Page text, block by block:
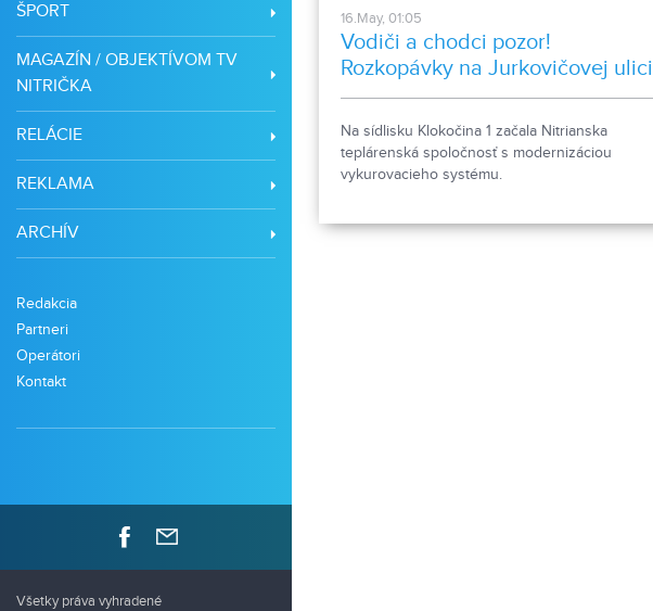
ŠPORT
MAGAZÍN / OBJEKTÍVOM TV
NITRIČKA
RELÁCIE
REKLAMA
ARCHÍV
Redakcia
Partneri
Operátori
Kontakt
Všetky práva vyhradené
16.May, 01:05
Vodiči a chodci pozor!
Rozkopávky na Jurkovičovej ulici
spôsobujú dopravné a
parkovacie obmedzenia
Na sídlisku Klokočina 1 začala Nitrianska
teplárenská spoločnosť s modernizáciou
vykurovacieho systému.